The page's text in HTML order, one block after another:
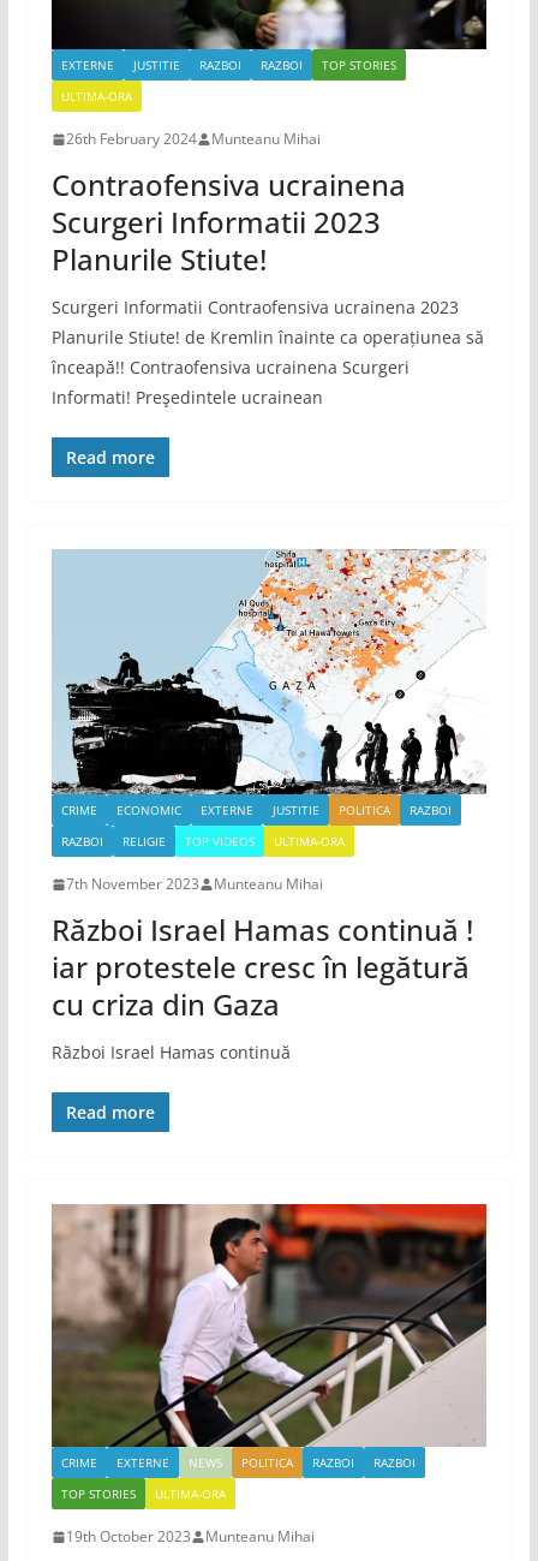
EXTERNE JUSTITIE RAZBOI RAZBOI
TOP STORIES
ULTIMA-ORA
26th February 2024 Munteanu Mihai
Contraofensiva ucrainena
Scurgeri Informatii 2023
Planurile Stiute!
Scurgeri Informatii Contraofensiva ucrainena 2023
Planurile Stiute! de Kremlin înainte ca operațiunea să
înceapă!! Contraofensiva ucrainena Scurgeri
Informati! Preşedintele ucrainean
Read more
CRIME ECONOMIC EXTERNE JUSTITIE POLITICA
RAZBOI
RAZBOI
RELIGIE TOP VIDEOS ULTIMA-ORA
7th November 2023 Munteanu Mihai
Război Israel Hamas continuă !
iar protestele cresc în legătură
cu criza din Gaza
Război Israel Hamas continuă
Read more
CRIME EXTERNE NEWS POLITICA RAZBOI
RAZBOI
TOP STORIES
ULTIMA-ORA
19th October 2023 Munteanu Mihai